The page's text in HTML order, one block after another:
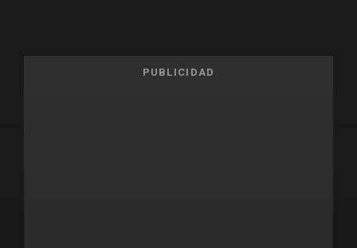
PUBLICIDAD